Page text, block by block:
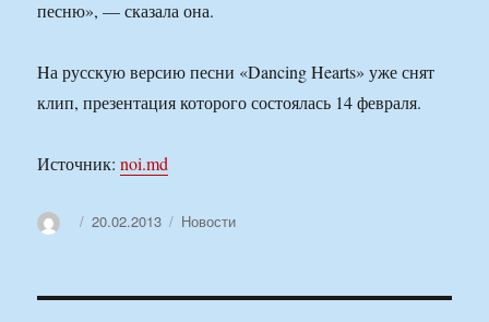
песню», — сказала она.
Hа русскую версию песни «Dancing Hearts» уже снят
клип, презентация которого состоялась 14 февраля.
Источник:noi.md
АвторОпубликовано
20.02.2013 Рубрики
Новости